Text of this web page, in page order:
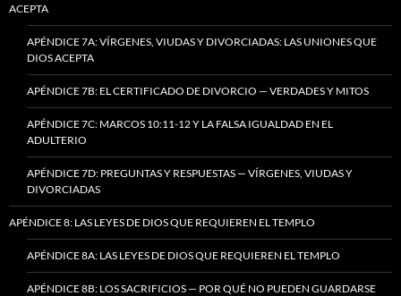
ACEPTA
APÉNDICE 7A: VÍRGENES, VIUDAS Y DIVORCIADAS: LAS UNIONES QUE
DIOS ACEPTA
APÉNDICE 7B: EL CERTIFICADO DE DIVORCIO — VERDADES Y MITOS
APÉNDICE 7C: MARCOS 10:11-12 Y LA FALSA IGUALDAD EN EL
ADULTERIO
APÉNDICE 7D: PREGUNTAS Y RESPUESTAS — VÍRGENES, VIUDAS Y
DIVORCIADAS
APÉNDICE 8: LAS LEYES DE DIOS QUE REQUIEREN EL TEMPLO
APÉNDICE 8A: LAS LEYES DE DIOS QUE REQUIEREN EL TEMPLO
APÉNDICE 8B: LOS SACRIFICIOS — POR QUÉ NO PUEDEN GUARDARSE